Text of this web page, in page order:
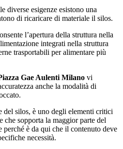
diverse esigenze esistono una
di ricaricare di materiale il silos.
l’apertura della struttura nella
integrati nella struttura
trasportabili per alimentare più
Gae Aulenti Milano vi
anche la modalità di
del silos, è uno degli elementi critici
che sopporta la maggior parte del
perché è da qui che il contenuto deve
necessità.